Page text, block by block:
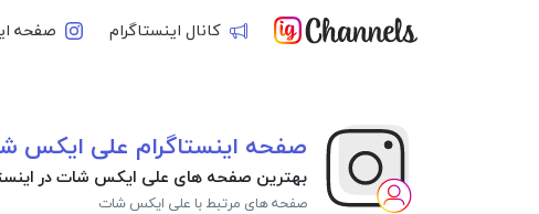
کانال اینستاگرام صفحه
صفحه اینستاگرام علی ایکس
بهترین صفحه های علی ایکس شات در
صفحه های مرتبط با علی ایکس شات